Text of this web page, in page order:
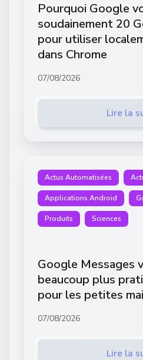
Pourquoi Google
soudainement 20
pour utiliser
dans Chrome
07/08/2026
Lire la
Actus Automatisées
Applications Android
Produits Sciences
Google Messages
beaucoup plus
pour les petites
07/08/2026
Lire la